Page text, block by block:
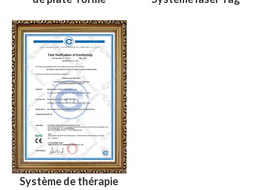
Système de thérapie